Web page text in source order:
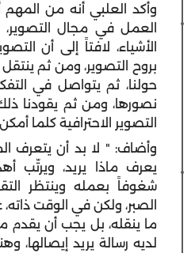
وأكد العلبي أنه من
العمل في مجال
الأشياء، لافتاً إلى أن
بروح التصوير، ومن ثم
حولنا، ثم يتواصل في
نصورها، ومن ثم يقودنا
التصوير الاحترافية كلما
وأضاف: " لا بد أن يتعرف
يعرف ماذا يريد، ويرتّب
شغوفاً بعمله وينتظر
الصبر، ولكن في الوقت
ما ينقله، بل يجب أن يقدم
لديه رسالة يريد إيصالها،